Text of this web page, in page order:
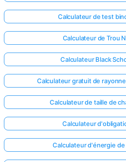
Calculateur de test
Calculateur de Trou
Calculateur Black
Calculateur gratuit de
Calculateur de taille de
Calculateur
Calculateur d'énergie